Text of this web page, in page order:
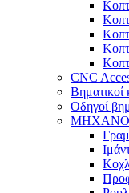
CNC
Βηματικοί
Οδηγοί